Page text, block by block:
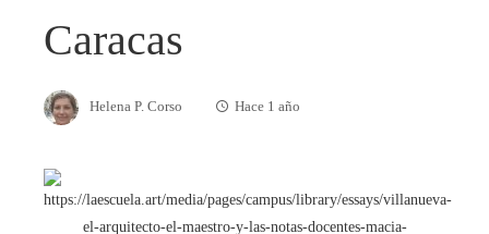
Caracas
Helena P. Corso Hace 1 año